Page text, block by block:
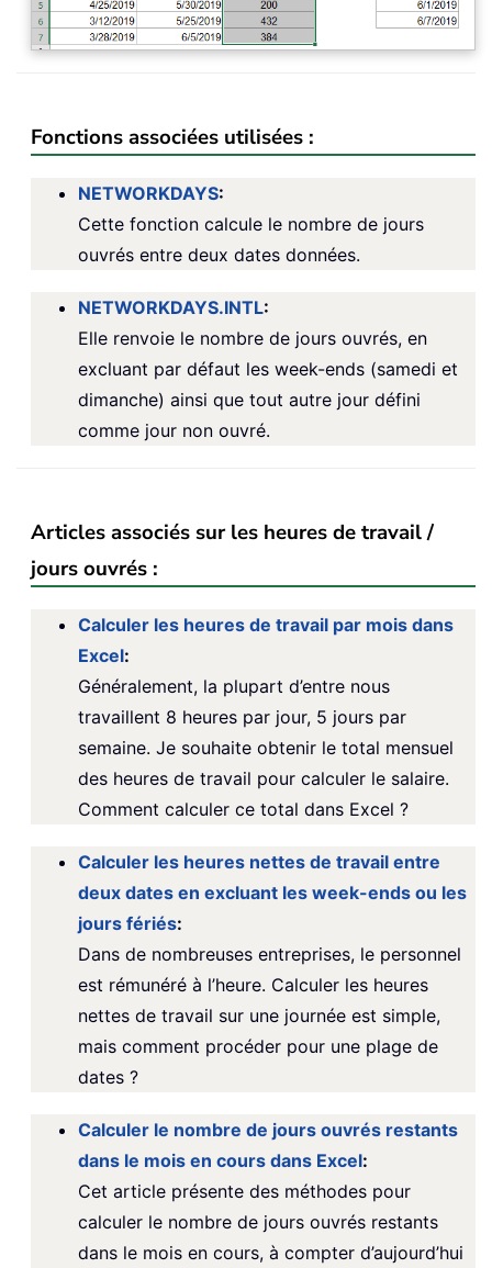
Fonctions associées utilisées :
NETWORKDAYS:
Cette fonction calcule le nombre de jours
ouvrés entre deux dates données.
NETWORKDAYS.INTL:
Elle renvoie le nombre de jours ouvrés, en
excluant par défaut les week-ends (samedi et
dimanche) ainsi que tout autre jour défini
comme jour non ouvré.
Articles associés sur les heures de travail /
jours ouvrés :
Calculer les heures de travail par mois dans
Excel:
Généralement, la plupart d’entre nous
travaillent 8 heures par jour, 5 jours par
semaine. Je souhaite obtenir le total mensuel
des heures de travail pour calculer le salaire.
Comment calculer ce total dans Excel ?
Calculer les heures nettes de travail entre
deux dates en excluant les week-ends ou les
jours fériés:
Dans de nombreuses entreprises, le personnel
est rémunéré à l’heure. Calculer les heures
nettes de travail sur une journée est simple,
mais comment procéder pour une plage de
dates ?
Calculer le nombre de jours ouvrés restants
dans le mois en cours dans Excel:
Cet article présente des méthodes pour
calculer le nombre de jours ouvrés restants
dans le mois en cours, à compter d’aujourd’hui